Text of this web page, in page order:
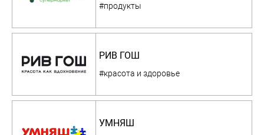
#продукты
РИВ ГОШ
#красота и здоровье
УМНЯШ